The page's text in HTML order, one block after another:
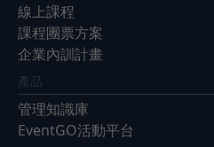
線上課程
課程團票方案
企業內訓計畫
產品
管理知識庫
EventGO活動平台